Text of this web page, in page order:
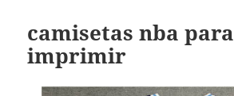
camisetas nba para
imprimir